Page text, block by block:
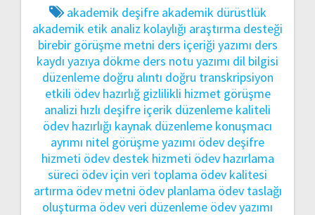
akademik deşifre akademik dürüstlük
akademik etik analiz kolaylığı araştırma desteği
birebir görüşme metni ders içeriği yazımı ders
kaydı yazıya dökme ders notu yazımı dil bilgisi
düzenleme doğru alıntı doğru transkripsiyon
etkili ödev hazırlığ gizlilikli hizmet görüşme
analizi hızlı deşifre içerik düzenleme kaliteli
ödev hazırlığı kaynak düzenleme konuşmacı
ayrımı nitel görüşme yazımı ödev deşifre
hizmeti ödev destek hizmeti ödev hazırlama
süreci ödev için veri toplama ödev kalitesi
artırma ödev metni ödev planlama ödev taslağı
oluşturma ödev veri düzenleme ödev yazımı